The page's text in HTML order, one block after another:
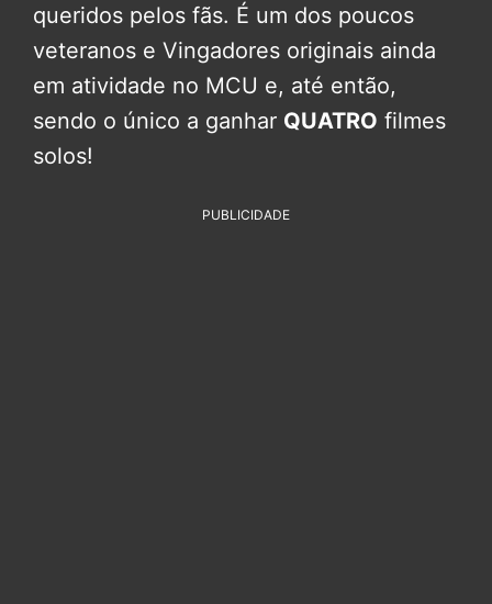
queridos pelos fãs. É um dos poucos
veteranos e Vingadores originais ainda
em atividade no MCU e, até então,
sendo o único a ganhar QUATRO filmes
solos!
PUBLICIDADE